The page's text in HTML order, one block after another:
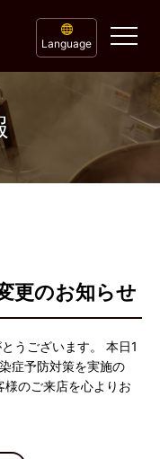
Language
更のお知らせ
うございます。 本日1
症予防対策を実施の
様のご来店を心よりお